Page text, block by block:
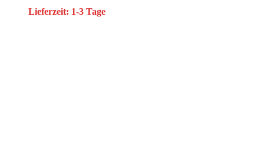
Lieferzeit: 1-3 Tage